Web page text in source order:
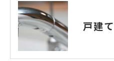
戸建て